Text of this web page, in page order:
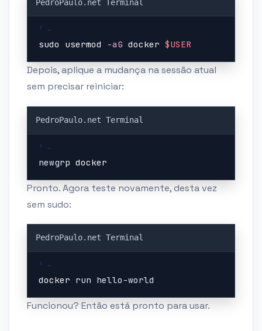
sudo usermod -aG docker $USER
Depois, aplique a mudança na sessão atual
sem precisar reiniciar:
newgrp docker
Pronto. Agora teste novamente, desta vez
sem sudo:
docker run hello-world
Funcionou? Então está pronto para usar.